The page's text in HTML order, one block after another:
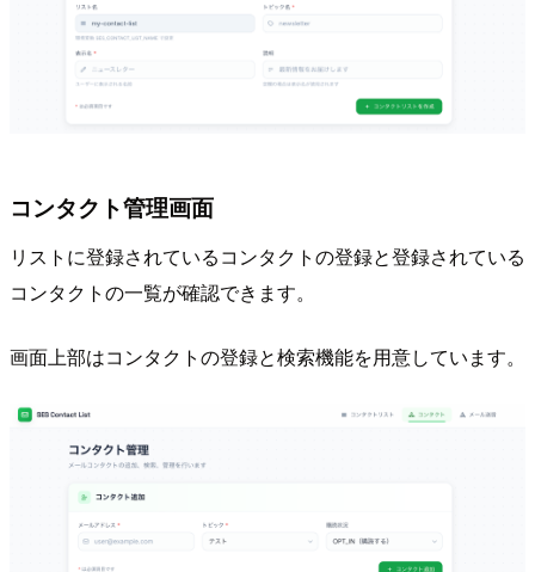
コンタクト管理画面
リストに登録されているコンタクトの登録と登録されている
コンタクトの一覧が確認できます。
画面上部はコンタクトの登録と検索機能を用意しています。